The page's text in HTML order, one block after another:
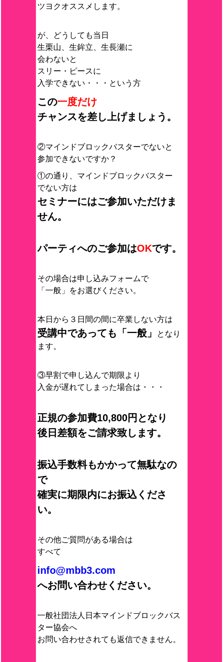
ツヨクオススメします。
が、どうしても当日
生栗山、生鉾立、生長瀬に
会わないと
スリー・ピースに
入学できない・・・という方
この一度だけ
チャンスを差し上げましょう。
②マインドブロックバスターでないと
参加できないですか？
①の通り、マインドブロックバスター
でない方は
セミナーにはご参加いただけま
せん。
パーティへのご参加はOKです。
その場合は申し込みフォームで
「一般」をお選びください。
本日から３日間の間に卒業しない方は
受講中であっても「一般」
となり
ます。
③早割で申し込んで期限より
入金が遅れてしまった場合は・・・
正規の参加費10,800円となり
後日差額をご請求致します。
振込手数料もかかって無駄なの
で
確実に期限内にお振込くださ
い。
その他ご質問がある場合は
すべて
info@mbb3.com
へお問い合わせください。
一般社団法人日本マインドブロックバス
ター協会へ
お問い合わせされても返信できません。